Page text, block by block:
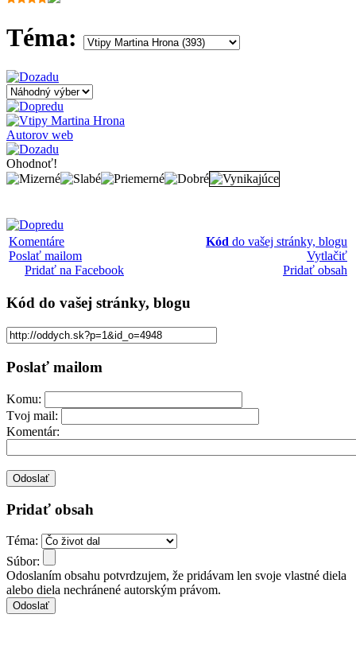
Téma:
Autorov web
Ohodnoť!
Komentáre
Poslať mailom
Pridať na Facebook
Kód do vašej stránky, blogu
Vytlačiť
Pridať obsah
Kód do vašej stránky, blogu
Poslať mailom
Komu:
Tvoj mail:
Komentár:
Pridať obsah
Téma:
Súbor:
Odoslaním obsahu potvrdzujem, že pridávam len svoje vlastné diela
alebo diela nechránené autorským právom.